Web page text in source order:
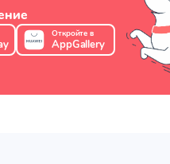
Откройте в
AppGallery